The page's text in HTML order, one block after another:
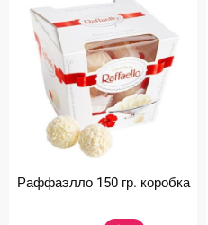
Раффаэлло 150 гр. коробка